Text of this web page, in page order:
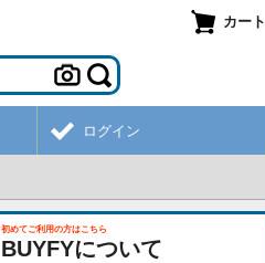
カート
ログイン
初めてご利用の方はこちら
BUYFYについて